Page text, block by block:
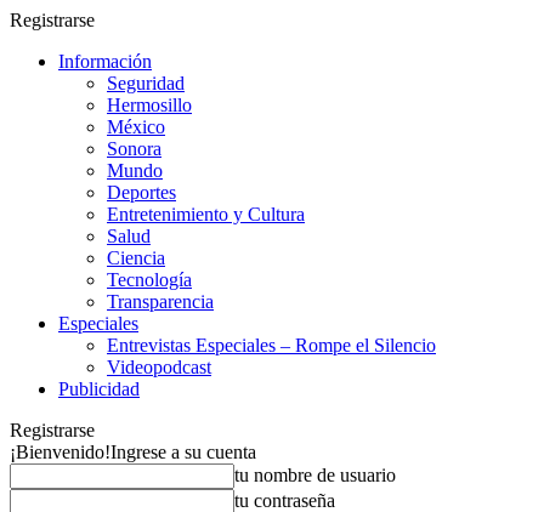
Registrarse
Información
Seguridad
Hermosillo
México
Sonora
Mundo
Deportes
Entretenimiento y Cultura
Salud
Ciencia
Tecnología
Transparencia
Especiales
Entrevistas Especiales – Rompe el Silencio
Videopodcast
Publicidad
Registrarse
¡Bienvenido!Ingrese a su cuenta
tu nombre de usuario
tu contraseña